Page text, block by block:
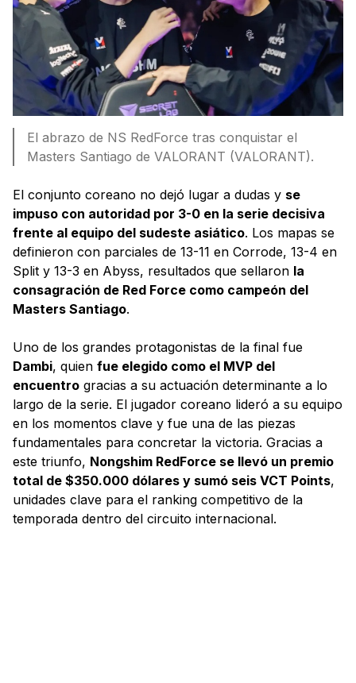
El abrazo de NS RedForce tras conquistar el
Masters Santiago de VALORANT (VALORANT).
El conjunto coreano no dejó lugar a dudas y se
impuso con autoridad por 3-0 en la serie decisiva
frente al equipo del sudeste asiático. Los mapas se
definieron con parciales de 13-11 en Corrode, 13-4 en
Split y 13-3 en Abyss, resultados que sellaron la
consagración de Red Force como campeón del
Masters Santiago.
Uno de los grandes protagonistas de la final fue
Dambi, quien fue elegido como el MVP del
encuentro gracias a su actuación determinante a lo
largo de la serie. El jugador coreano lideró a su equipo
en los momentos clave y fue una de las piezas
fundamentales para concretar la victoria. Gracias a
este triunfo, Nongshim RedForce se llevó un premio
total de $350.000 dólares y sumó seis VCT Points,
unidades clave para el ranking competitivo de la
temporada dentro del circuito internacional.